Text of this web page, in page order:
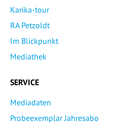
Karika-tour
RA Petzoldt
Im Blickpunkt
Mediathek
SERVICE
Mediadaten
Probeexemplar Jahresabo